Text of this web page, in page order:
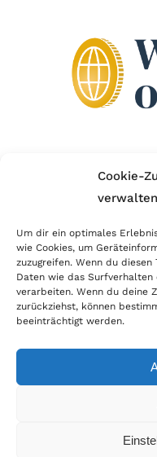
Cookie-
verwalten
Um dir ein optimales
wie Cookies, um
zuzugreifen. Wenn du
Daten wie das
verarbeiten. Wenn du deine
zurückziehst, können
beeinträchtigt werden.
Wir sind Mitglied im
erfolgreichen E-
viele Onlineshops im
und unterstützen
© Copyright 2026 | World of